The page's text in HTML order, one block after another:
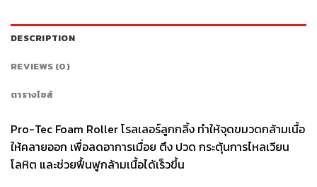
DESCRIPTION
REVIEWS (0)
ตารางไซส์
Pro-Tec Foam Roller โรลเลอร์ลูกกลิ้ง ทำให้จุดขมวดกล้ามเนื้อ
ให้คลายออก เพื่อลดอาการเมื่อย ตึง ปวด กระตุ้นการไหลเวียน
โลหิต และช่วยฟื้นฟูกล้ามเนื้อได้เร็วขึ้น